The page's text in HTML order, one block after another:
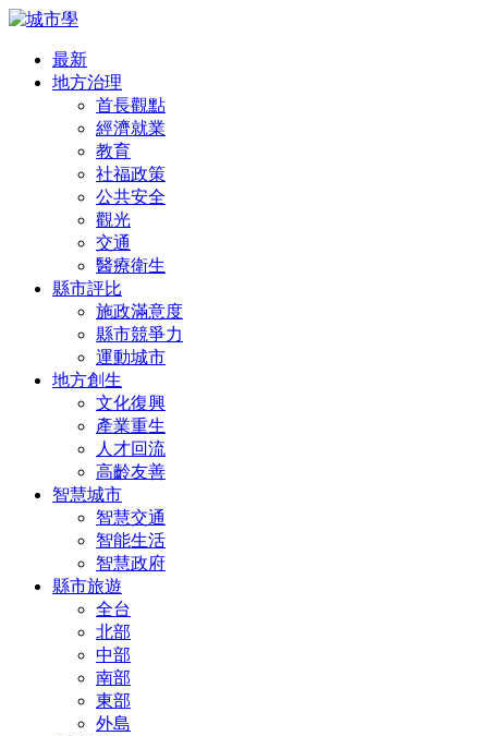
最新
地方治理
首長觀點
經濟就業
教育
社福政策
公共安全
觀光
交通
醫療衛生
縣市評比
施政滿意度
縣市競爭力
運動城市
地方創生
文化復興
產業重生
人才回流
高齡友善
智慧城市
智慧交通
智能生活
智慧政府
縣市旅遊
全台
北部
中部
南部
東部
外島